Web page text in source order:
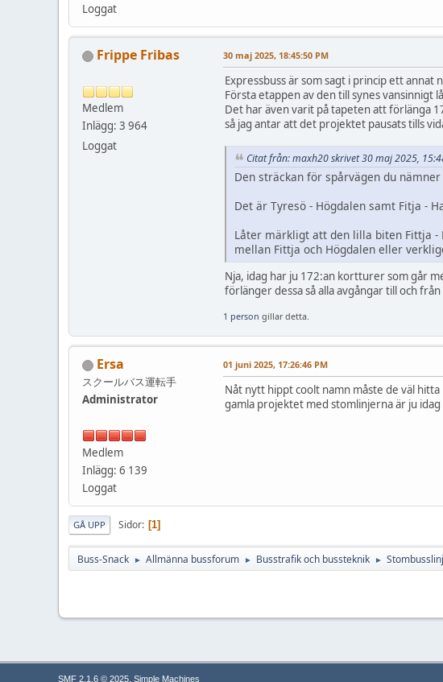
Loggat
Frippe Fribas
Medlem
Inlägg: 3 964
Loggat
30 maj 2025, 18:45:50 PM
Expressbuss är som sagt i princip ett annat
Första etappen av den till synes vansinnigt
Det har även varit på tapeten att förlänga
så jag antar att det projektet pausats tills
Citat från: maxh20 skrivet 30 maj 2025,
Den sträckan för spårvägen du
Det är Tyresö - Högdalen samt Fitja -
Låter märkligt att den lilla biten Fittja -
mellan Fittja och Högdalen eller
Nja, idag har ju 172:an kortturer som går
förlänger dessa så alla avgångar till och
1 person gillar detta.
Ersa
スクールバス運転手
Administrator
Medlem
Inlägg: 6 139
Loggat
01 juni 2025, 17:26:46 PM
Nåt nytt hippt coolt namn måste de väl
gamla projektet med stomlinjerna är ju
GÅ UPP Sidor 1
Buss-Snack ► Allmänna bussforum ► Busstrafik och bussteknik ►
SMF 2.1.6 © 2025, Simple Machines